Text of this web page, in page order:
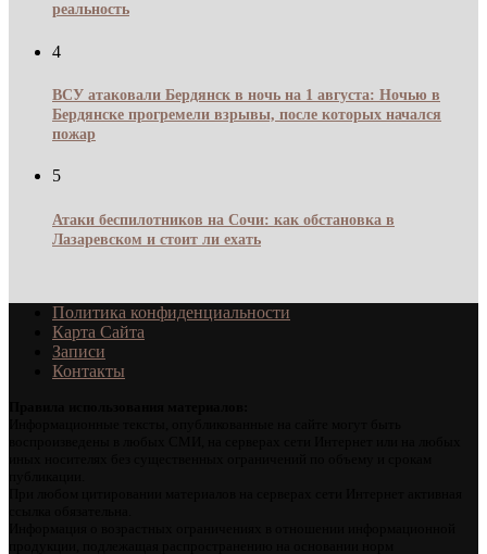
реальность
4
ВСУ атаковали Бердянск в ночь на 1 августа: Ночью в
Бердянске прогремели взрывы, после которых начался
пожар
5
Атаки беспилотников на Сочи: как обстановка в
Лазаревском и стоит ли ехать
Политика конфиденциальности
Карта Сайта
Записи
Контакты